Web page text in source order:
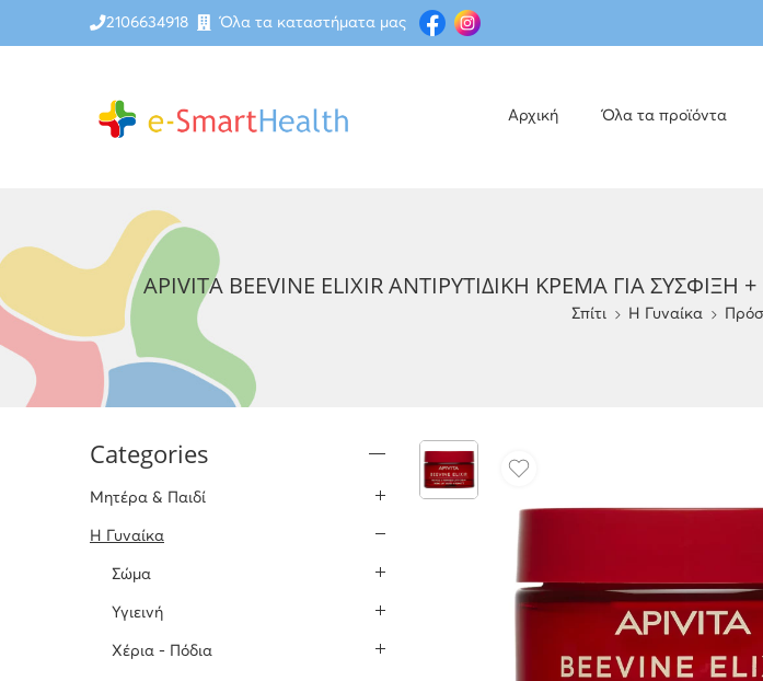
2106634918 Όλα τα καταστήματα μας
Αρχική Όλα τα προϊόντα
APIVITA BEEVINE ELIXIR ΑΝΤΙΡΥΤΙΔΙΚΗ ΚΡΕΜΑ ΓΙΑ
Σπίτι H Γυναίκα
Categories
Μητέρα & Παιδί
H Γυναίκα
Σώμα
Υγιεινή
Χέρια - Πόδια